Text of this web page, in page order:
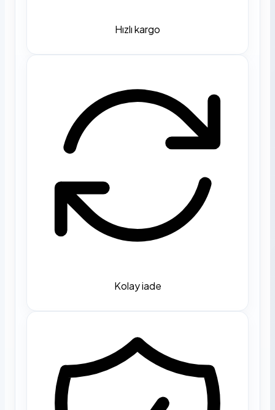
Hızlı kargo
Kolay iade